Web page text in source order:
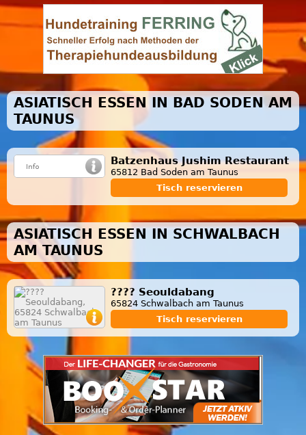
ASIATISCH ESSEN IN BAD SODEN AM
TAUNUS
Batzenhaus Jushim Restaurant
65812 Bad Soden am Taunus
Tisch reservieren
ASIATISCH ESSEN IN SCHWALBACH
AM TAUNUS
???? Seouldabang
65824 Schwalbach am Taunus
Tisch reservieren